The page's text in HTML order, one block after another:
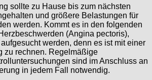
sollte zu Hause bis zum nächsten
und größere Belastungen für
werden. Kommt es in den folgenden
(Angina pectoris),
werden, denn es ist mit einer
zu rechnen. Regelmäßige
sind im Anschluss an
in jedem Fall notwendig.